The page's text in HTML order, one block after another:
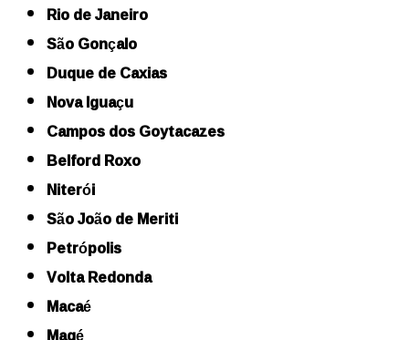
Rio de Janeiro
São Gonçalo
Duque de Caxias
Nova Iguaçu
Campos dos Goytacazes
Belford Roxo
Niterói
São João de Meriti
Petrópolis
Volta Redonda
Macaé